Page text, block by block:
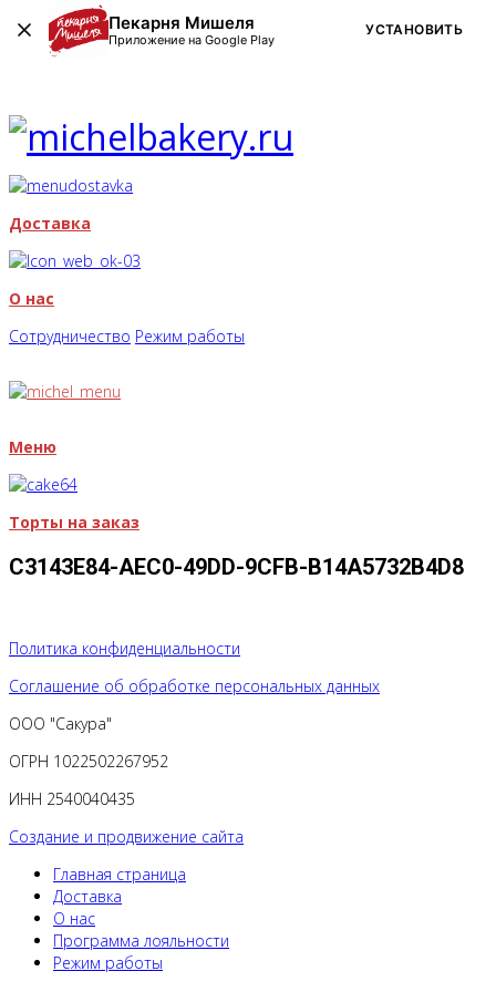
Доставка
О нас
Сотрудничество Режим работы
Меню
Торты на заказ
C3143E84-AEC0-49DD-9CFB-B14A5732B4D8
Политика конфиденциальности
Соглашение об обработке персональных данных
ООО "Сакура"
ОГРН 1022502267952
ИНН 2540040435
Создание и продвижение сайта
Главная страница
Доставка
О нас
Программа лояльности
Режим работы
Пекарня Мишеля
Приложение на Google Play
УСТАНОВИТЬ